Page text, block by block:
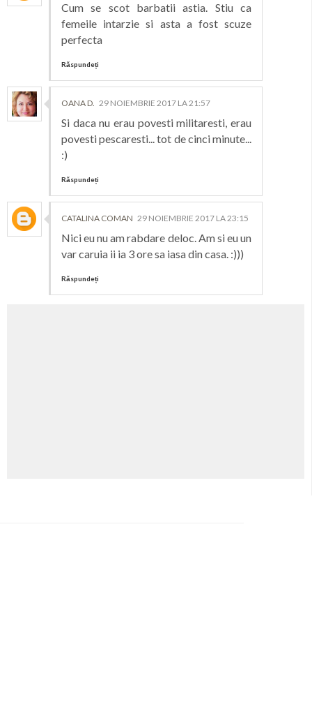
Cum se scot barbatii astia. Stiu ca
femeile intarzie si asta a fost scuze
perfecta
Răspundeți
OANA D. 29 NOIEMBRIE 2017 LA 21:57
Si daca nu erau povesti militaresti, erau
povesti pescaresti... tot de cinci minute...
:)
Răspundeți
CATALINA COMAN 29 NOIEMBRIE 2017 LA 23:15
Nici eu nu am rabdare deloc. Am si eu un
var caruia ii ia 3 ore sa iasa din casa. :)))
Răspundeți